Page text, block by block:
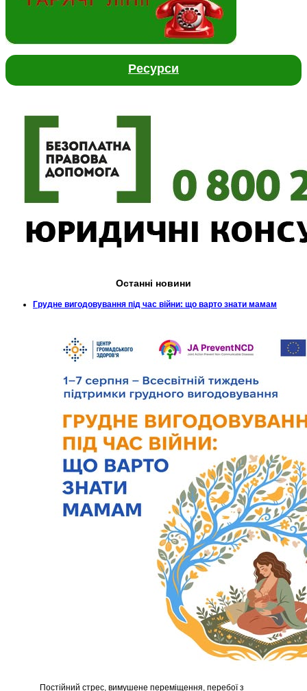
Ресурси
Останні новини
Грудне вигодовування під час війни: що варто знати мамам
Постійний стрес, вимушене переміщення, перебої з